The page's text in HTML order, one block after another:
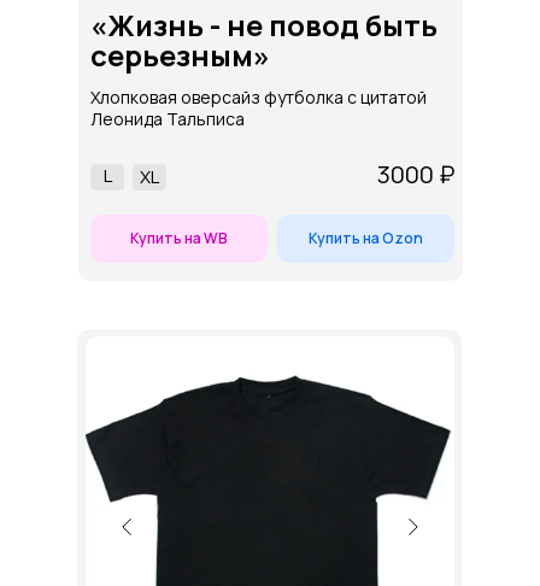
«Жизнь - не повод быть
серьезным»
3000 ₽
ХL
L
Хлопковая оверсайз футболка с цитатой
Леонида Тальписа
Купить на WB Купить на Ozon